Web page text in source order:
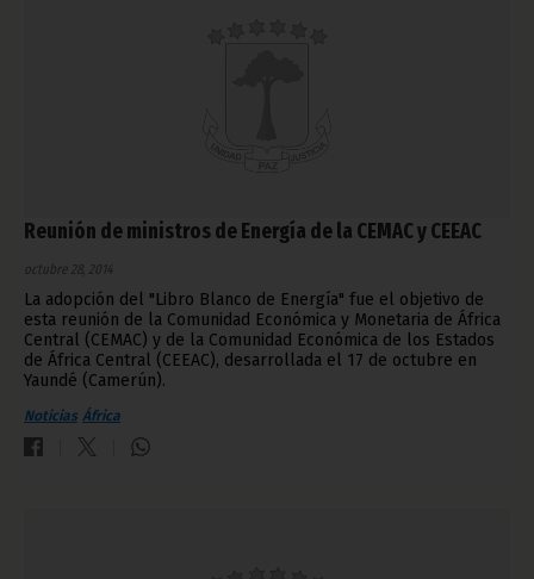
Reunión de ministros de Energía de la CEMAC y CEEAC
octubre 28, 2014
La adopción del "Libro Blanco de Energía" fue el objetivo de
esta reunión de la Comunidad Económica y Monetaria de África
Central (CEMAC) y de la Comunidad Económica de los Estados
de África Central (CEEAC), desarrollada el 17 de octubre en
Yaundé (Camerún).
Noticias África